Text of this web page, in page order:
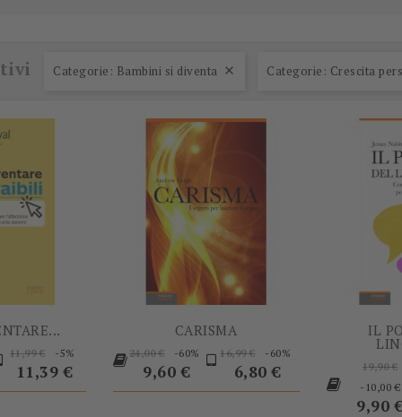
Categorie: Bambini si diventa  Categorie: Crescita
Prezzo
base
11,99 € -5%
Prezzo
11,39 €
CARISMA
Prezzo
base
24,00 € -60%
Prezzo
9,60 €
Prezzo
base
16,99 € -60%
6,80 €
IL
base
19,90 €
-10,00 €
9,90